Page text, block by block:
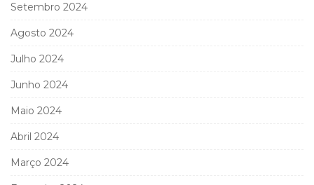
Setembro 2024
Agosto 2024
Julho 2024
Junho 2024
Maio 2024
Abril 2024
Março 2024